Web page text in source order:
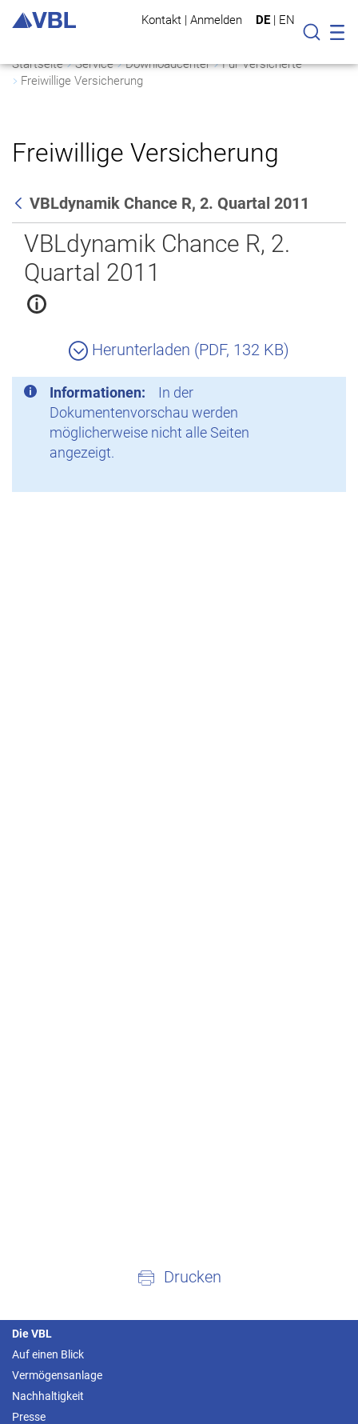
Kontakt | Anmelden DE | EN
Suche
Startseite Service Downloadcenter
Für Versicherte
Freiwillige Versicherung
Freiwillige Versicherung
Zurück
VBLdynamik Chance R, 2. Quartal 2011
VBLdynamik Chance R, 2.
Quartal 2011
Herunterladen (PDF, 132 KB)
Informationen:
In der
Dokumentenvorschau werden
möglicherweise nicht alle Seiten
angezeigt.
Drucken
Die VBL
Auf einen Blick
Vermögensanlage
Nachhaltigkeit
Presse